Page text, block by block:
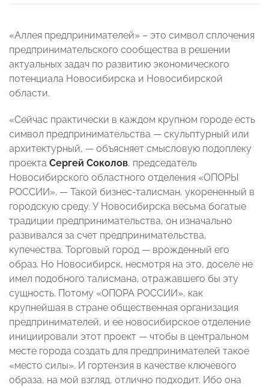
«Аллея предпринимателей» – это символ сплочения
предпринимательского сообщества в решении
актуальных задач по развитию экономического
потенциала Новосибирска и Новосибирской
области.
«Сейчас практически в каждом крупном городе есть
символ предпринимательства — скульптурный или
архитектурный, — объясняет смысловую подоплеку
проекта Сергей Соколов, председатель
Новосибирского областного отделения «ОПОРЫ
РОССИИ». — Такой бизнес-талисман, укорененный в
городскую среду. У Новосибирска весьма богатые
традиции предпринимательства, он изначально
развивался за счет предпринимательства,
купечества. Торговый город — врожденный его
образ. Но Новосибирск, несмотря на это, доселе не
имел подобного талисмана, отражавшего бы эту
сущность. Потому «ОПОРА РОССИИ», как
крупнейшая в стране общественная организация
предпринимателей, и ее новосибирское отделение
инициировали этот проект — чтобы в центральном
месте города создать для предпринимателей такое
«место силы». И гортензия в качестве ключевого
образа, на мой взгляд, отлично подходит. Ибо она